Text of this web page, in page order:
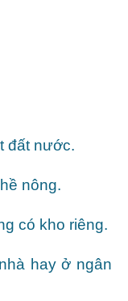
đất nước.
nông.
có kho riêng.
hay ở ngân